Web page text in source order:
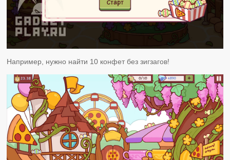
Например, нужно найти 10 конфет без зигзагов!